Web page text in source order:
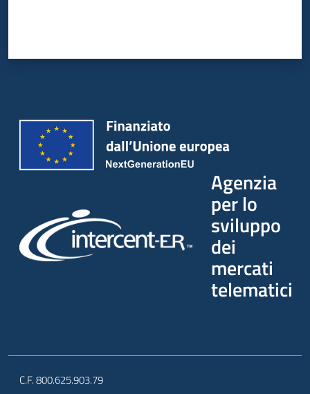
Agenzia
per lo
sviluppo
dei
mercati
telematici
C.F. 800.625.903.79